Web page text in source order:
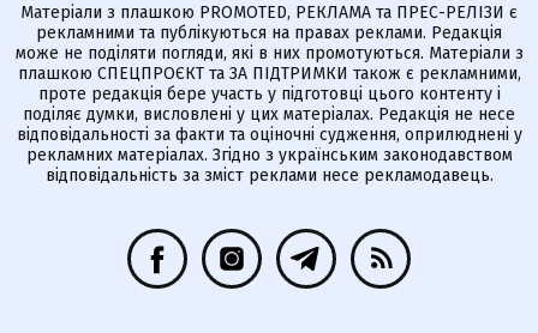
Матеріали з плашкою PROMOTED, РЕКЛАМА та ПРЕС-РЕЛІЗИ є
рекламними та публікуються на правах реклами. Редакція
може не поділяти погляди, які в них промотуються. Матеріали з
плашкою СПЕЦПРОЄКТ та ЗА ПІДТРИМКИ також є рекламними,
проте редакція бере участь у підготовці цього контенту і
поділяє думки, висловлені у цих матеріалах. Редакція не несе
відповідальності за факти та оціночні судження, оприлюднені у
рекламних матеріалах. Згідно з українським законодавством
відповідальність за зміст реклами несе рекламодавець.